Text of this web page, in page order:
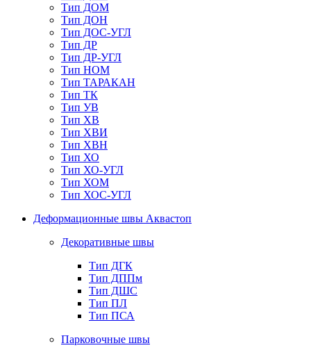
Тип ДОМ
Тип ДОН
Тип ДОС-УГЛ
Тип ДР
Тип ДР-УГЛ
Тип НОМ
Тип ТАРАКАН
Тип ТК
Тип УВ
Тип ХВ
Тип ХВИ
Тип ХВН
Тип ХО
Тип ХО-УГЛ
Тип ХОМ
Тип ХОС-УГЛ
Деформационные швы Аквастоп
Декоративные швы
Тип ДГК
Тип ДППм
Тип ДШС
Тип ПЛ
Тип ПСА
Парковочные швы